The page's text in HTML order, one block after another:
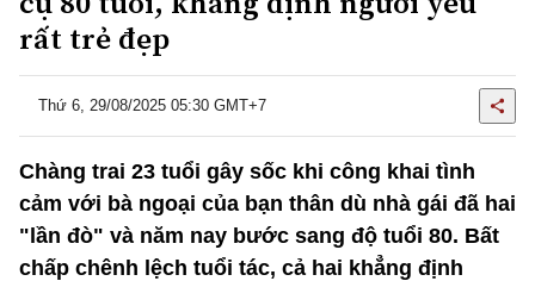
rất trẻ đẹp
Thứ 6, 29/08/2025 05:30 GMT+7
Chàng trai 23 tuổi gây sốc khi công khai tình
cảm với bà ngoại của bạn thân dù nhà gái đã hai
"lần đò" và năm nay bước sang độ tuổi 80. Bất
chấp chênh lệch tuổi tác, cả hai khẳng định